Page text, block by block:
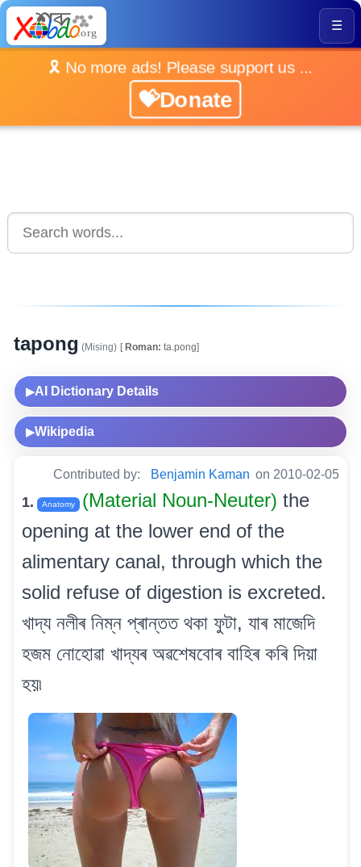
☰
🎗️ No more ads! Please support us ...
💝Donate
tapong (Mising) [Roman: ta.pong]
▶AI Dictionary Details
▶Wikipedia
Contributed by: Benjamin Kaman on 2010-02-05
1. Anatomy (Material Noun-Neuter) the
opening at the lower end of the
alimentary canal, through which the
solid refuse of digestion is excreted.
খাদ্য নলীৰ নিম্ন প্ৰান্তত থকা ফুটা, যাৰ মাজেদি
হজম নোহোৱা খাদ্যৰ অৱশেষবোৰ বাহিৰ কৰি দিয়া
হয়৷